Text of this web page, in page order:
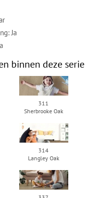
Ja
binnen deze serie
311
Sherbrooke Oak
314
Langley Oak